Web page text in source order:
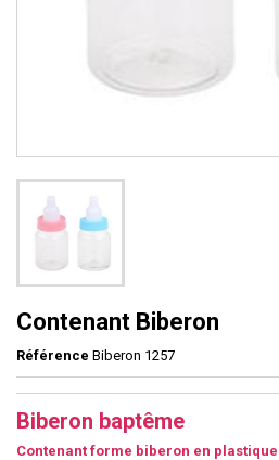
Contenant Biberon
Référence Biberon 1257
Biberon baptême
Contenant forme biberon en plastique